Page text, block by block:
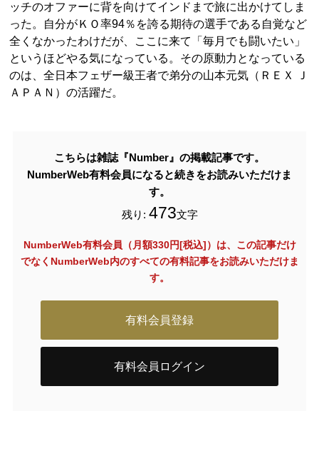
ッチのオファーに背を向けてインドまで旅に出かけてしま
った。自分がＫＯ率94％を誇る期待の選手である自覚など
全くなかったわけだが、ここに来て「毎月でも闘いたい」
というほどやる気になっている。その原動力となっている
のは、全日本フェザー級王者で弟分の山本元気（ＲＥＸ Ｊ
ＡＰＡＮ）の活躍だ。
こちらは雑誌『Number』の掲載記事です。
NumberWeb有料会員になると続きをお読みいただけま
す。
残り: 473文字
NumberWeb有料会員（月額330円[税込]）は、この記事だけ
でなく NumberWeb内のすべての有料記事をお読みいただけま
す。
有料会員登録
有料会員ログイン